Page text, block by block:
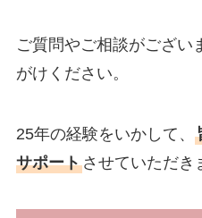
ご質問やご相談がござい
がけください。
25年の経験をいかして、
サポートさせていただき